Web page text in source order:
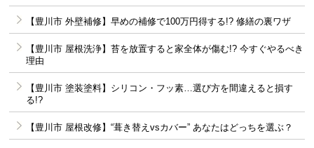
【豊川市 外壁補修】早めの補修で100万円得する!? 修繕の裏ワザ
【豊川市 屋根洗浄】苔を放置すると家全体が傷む!? 今すぐやるべき
理由
【豊川市 塗装塗料】シリコン・フッ素…選び方を間違えると損す
る!?
【豊川市 屋根改修】“葺き替えvsカバー” あなたはどっちを選ぶ？